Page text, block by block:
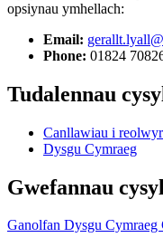
opsiynau ymhellach:
Email:
Phone: 01824
Tudalennau
Canllawiau i reolwyr
Dysgu Cymraeg
Gwefannau
Ganolfan Dysgu Cymraeg